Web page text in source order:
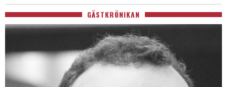
GÄSTKRÖNIKAN